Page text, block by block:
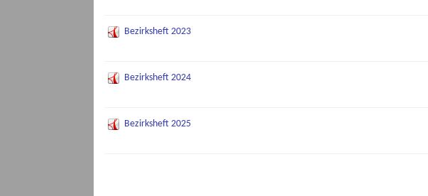
Bezirksheft 2023
Bezirksheft 2024
Bezirksheft 2025